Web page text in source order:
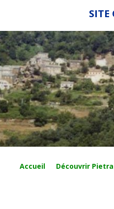
SITE
Accueil Découvrir